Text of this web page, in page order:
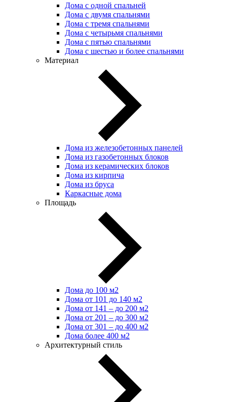
Дома с одной спальней
Дома с двумя спальнями
Дома с тремя спальнями
Дома с четырьмя спальнями
Дома с пятью спальнями
Дома с шестью и более спальнями
Материал
Дома из железобетонных панелей
Дома из газобетонных блоков
Дома из керамических блоков
Дома из кирпича
Дома из бруса
Каркасные дома
Площадь
Дома до 100 м2
Дома от 101 до 140 м2
Дома от 141 – до 200 м2
Дома от 201 – до 300 м2
Дома от 301 – до 400 м2
Дома более 400 м2
Архитектурный стиль